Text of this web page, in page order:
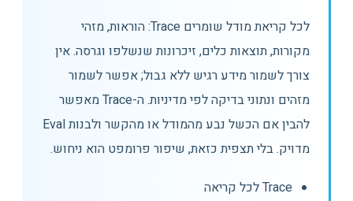
לכל קריאת מודל שומרים Trace: הוראות, מזהי
מקורות, תוצאות כלים, זיכרונות שנשלפו וגרסה. אין
צורך לשמור מידע רגיש ללא גבול; אפשר לשמור
מזהים ונתוני בדיקה לפי מדיניות. ה-Trace מאפשר
להבין אם הכשל נבע מהמודל או מהקשר ולבנות Eval
מדויק. בלי תצפית כזאת, שיפור פרומפט הוא ניחוש.
Trace לכל קריאה